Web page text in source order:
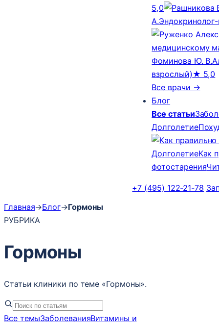
5,0
А.
медицинскому
Фоминова Ю. В.
взрослый) ★ 5,0
Все врачи →
Блог
Все статьи
Долголетие
ДолголетиеКак
фотостарения
+7 (495) 122-21-78
Главная→Блог→Гормоны
РУБРИКА
Гормоны
Статьи клиники по теме «Гормоны».
Все темыЗаболеванияВитамины и